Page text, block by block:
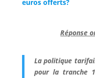
euros offerts?
Réponse
La politique
pour la tranche